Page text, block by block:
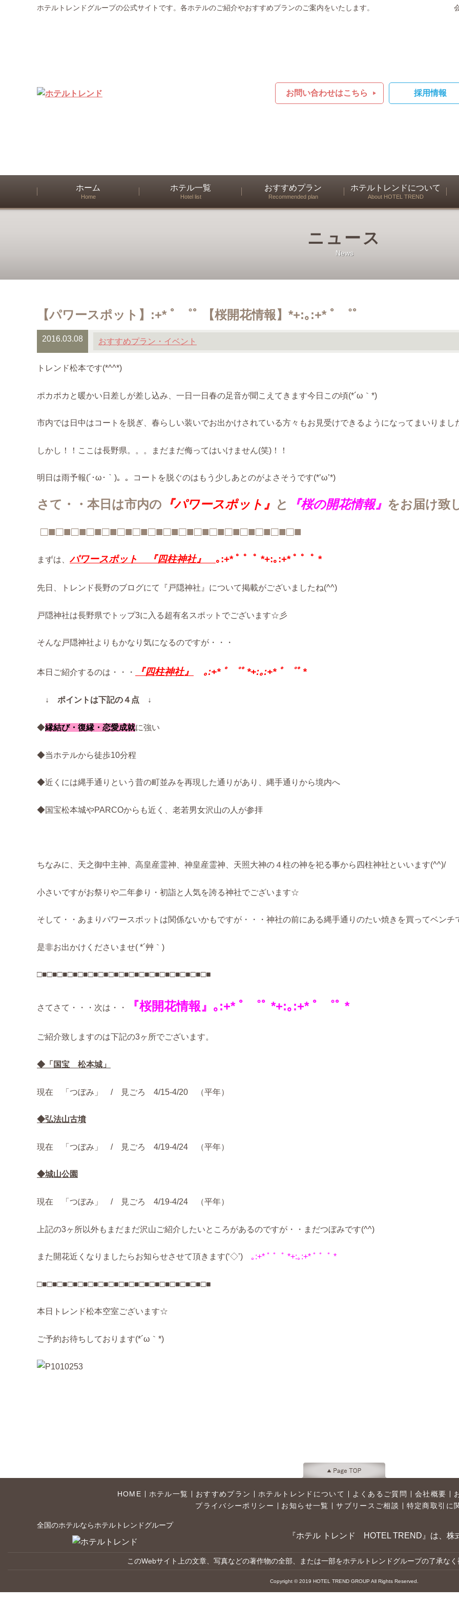
ホテルトレンドグループの公式サイトです。各ホテルのご紹介やおすすめプランのご案内をいたします。
お問い合わせはこちら 採用情報
ホーム
Home
ホテル一覧
Hotel list
おすすめプラン
Recommended plan
ホテルトレンドについて
About HOTEL TREND
ニュース
News
【パワースポット】:+* ﾟ ゜ﾟ 【桜開花情報】*+:｡:+* ﾟ ゜ﾟ
2016.03.08 おすすめプラン・イベント
トレンド松本です(*^^*)
ポカポカと暖かい日差しが差し込み、一日一日春の足音が聞こえてきます今日この頃(*´ω｀*)
市内では日中はコートを脱ぎ、春らしい装いでお出かけされている方々もお見受けできるようになってまいりまし
しかし！！ここは長野県。。。まだまだ侮ってはいけません(笑)！！
明日は雨予報(´･ω･｀)。。コートを脱ぐのはもう少しあとのがよさそうです(*’ω’*)
さて・・本日は市内の 『パワースポット』 と 『桜の開花情報』 をお届け致
□■□■□■□■□■□■□■□■□■□■□■□■□■□■□■□■□■
まずは、 パワースポット 『四柱神社』 ｡:+* ﾟ ゜ﾟ *+:｡:+* ﾟ ゜ﾟ *
先日、トレンド長野のブログにて『戸隠神社』について掲載がございましたね(^^)
戸隠神社は長野県でトップ3に入る超有名スポットでございます☆彡
そんな戸隠神社よりもかなり気になるのですが・・・
本日ご紹介するのは・・・ 『四柱神社』 ｡:+* ﾟ ゜ﾟ *+:｡:+* ﾟ ゜ﾟ *
↓ ポイントは下記の４点 ↓
◆縁結び・復縁・恋愛成就に強い
◆当ホテルから徒歩10分程
◆近くには縄手通りという昔の町並みを再現した通りがあり、縄手通りから境内へ
◆国宝松本城やPARCOからも近く、老若男女沢山の人が参拝
ちなみに、天之御中主神、高皇産霊神、神皇産霊神、天照大神の４柱の神を祀る事から四柱神社といいます(^^)/
小さいですがお祭りや二年参り・初詣と人気を誇る神社でございます☆
そして・・あまりパワースポットは関係ないかもですが・・・神社の前にある縄手通りのたい焼きを買ってベンチ
是非お出かけくださいませ( *´艸｀)
□■□■□■□■□■□■□■□■□■□■□■□■□■□■□■□■□■
さてさて・・・次は・・ 『桜開花情報』｡:+* ﾟ ゜ﾟ *+:｡:+* ﾟ ゜ﾟ *
ご紹介致しますのは下記の3ヶ所でございます。
◆「国宝 松本城」
現在 「つぼみ」 / 見ごろ 4/15-4/20 （平年）
◆弘法山古墳
現在 「つぼみ」 / 見ごろ 4/19-4/24 （平年）
◆城山公園
現在 「つぼみ」 / 見ごろ 4/19-4/24 （平年）
上記の3ヶ所以外もまだまだ沢山ご紹介したいところがあるのですが・・まだつぼみです(^^)
また開花近くなりましたらお知らせさせて頂きます(‘◇’)ゞ ｡:+* ﾟ ゜ﾟ *+:｡:+* ﾟ ゜ﾟ *
□■□■□■□■□■□■□■□■□■□■□■□■□■□■□■□■□■
本日トレンド松本空室ございます☆
ご予約お待ちしております(*´ω｀*)
HOME ホテル一覧 おすすめプラン ホテルトレンドについて よくあるご質問 会社概要
プライバシーポリシー
お知らせ一覧 サブリースご相談 特定商取引に
全国のホテルならホテルトレンドグループ
『ホテル トレンド HOTEL TREND』は、
このWebサイト上の文章、写真などの著作物の全部、または一部をホテルトレンドグループの了承な
Copyright © 2019 HOTEL TREND GROUP All Rights Reserved.